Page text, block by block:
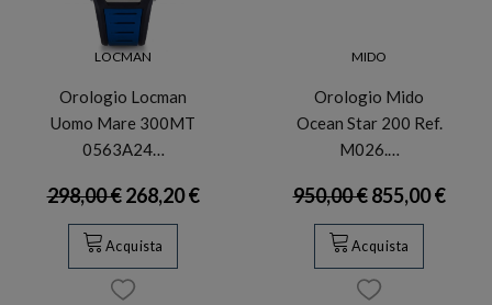
LOCMAN
Orologio Locman
Uomo Mare 300MT
0563A24…
298,00 €268,20 €
Acquista
MIDO
Orologio Mido
Ocean Star 200 Ref.
M026.…
950,00 €855,00 €
Acquista